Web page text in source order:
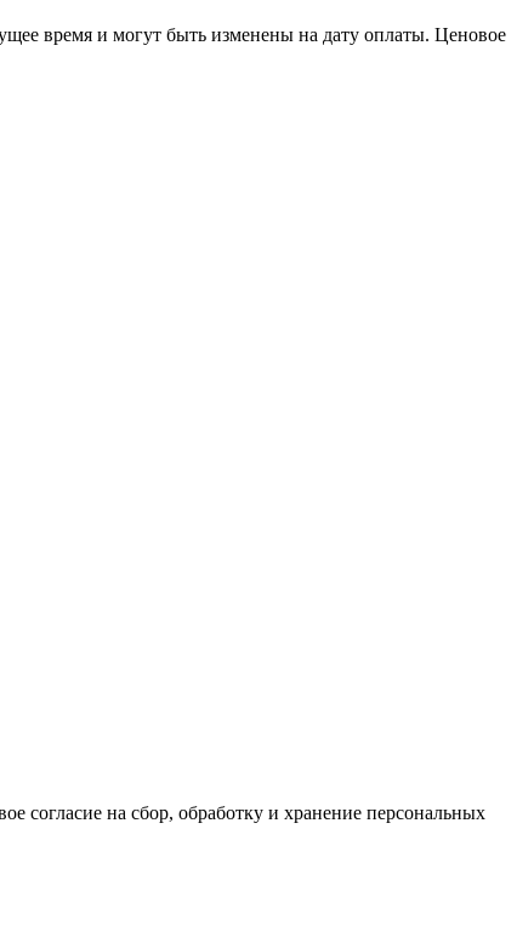
время и могут быть изменены на дату оплаты. Ценовое
согласие на сбор, обработку и хранение персональных